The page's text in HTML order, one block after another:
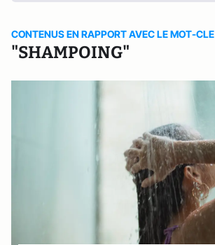
CONTENUS EN RAPPORT AVEC LE MOT-CLE
"SHAMPOING"